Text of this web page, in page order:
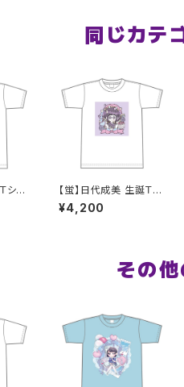
同じカテ
シャ
【蛍】日代成美 生誕Ｔシ
ャツ2025 XXL〜XXXL
サイズ
¥4,200
その